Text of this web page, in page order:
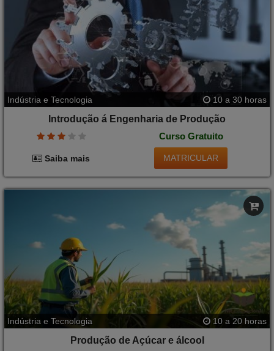
Indústria e Tecnologia 10 a 30 horas
Introdução á Engenharia de Produção
Curso Gratuito
Saiba mais MATRICULAR
Indústria e Tecnologia 10 a 20 horas
Produção de Açúcar e álcool